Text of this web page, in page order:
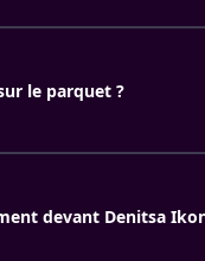
le parquet ?
devant Denitsa